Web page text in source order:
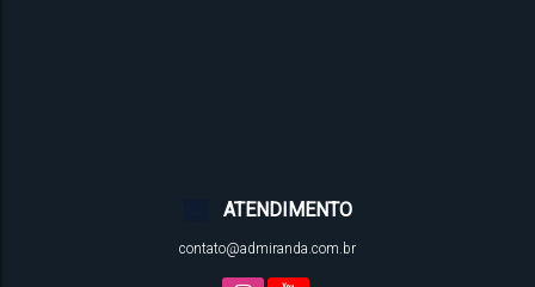
ATENDIMENTO
contato@admiranda.com.br